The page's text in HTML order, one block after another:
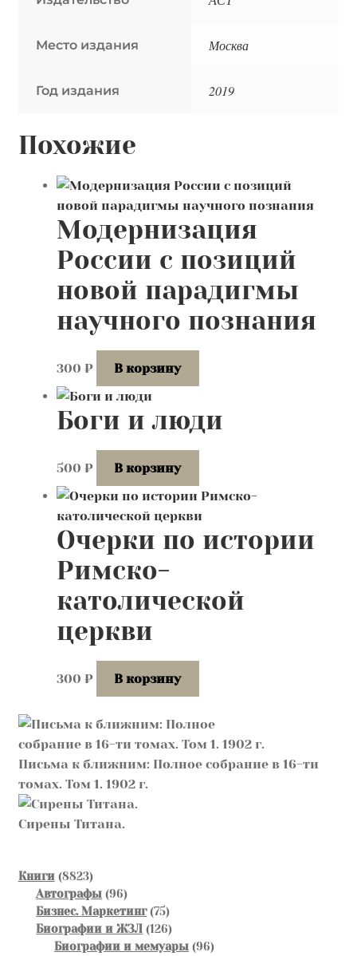
Место издания Москва
Год издания 2019
Похожие
Модернизация
России с позиций
новой парадигмы
научного познания
300 ₽ В корзину
Боги и люди
500 ₽ В корзину
Очерки по истории
Римско-
католической
церкви
300 ₽ В корзину
Письма к ближним: Полное собрание в 16-ти
томах. Том 1. 1902 г.
Сирены Титана.
Книги 88238823
товара
Автографы 9696
товаров
Бизнес. Маркетинг 7575
товаров
Биографии и ЖЗЛ 126126
товаров
Биографии и мемуары 9696